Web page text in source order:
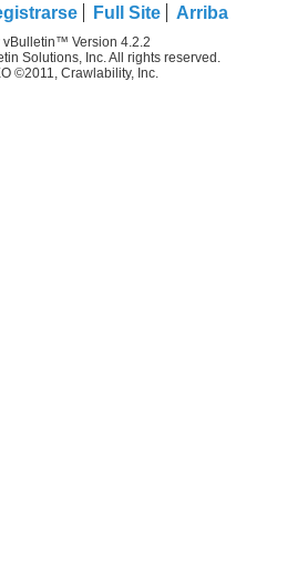
Full Site Arriba
vBulletin™ Version 4.2.2
Solutions, Inc. All rights reserved.
©2011, Crawlability, Inc.